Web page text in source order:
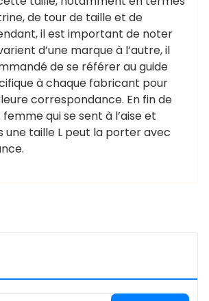
de tour de taille et de
il est important de noter
d’une marque à l’autre, il
de se référer au guide
à chaque fabricant pour
correspondance. En fin de
qui se sent à l’aise et
une taille L peut la porter avec